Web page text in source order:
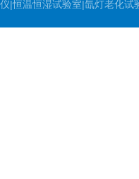
仪|恒温恒湿试验室|氙灯老化试